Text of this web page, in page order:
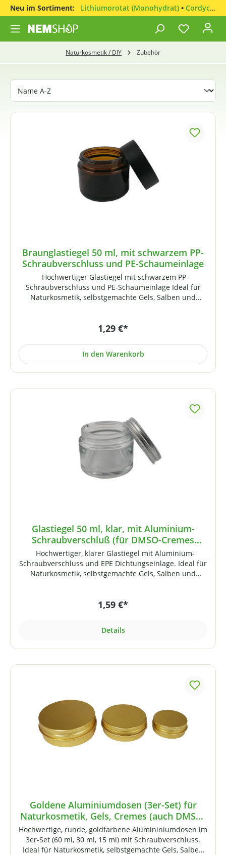
Neu im Sortiment: Lithiumorotat (Monohydrat) • Cordyceps sinensis
Naturkosmetik / DIY Zubehör
Braunglastiegel 50 ml, mit schwarzem PP-
Schraubverschluss und PE-Schaumeinlage
Hochwertiger Glastiegel mit schwarzem PP-
Schraubverschluss und PE-Schaumeinlage Ideal für
Naturkosmetik, selbstgemachte Gels, Salben und
Aluminiumdeckel passt entsprechend auch auf diesen
sogar DMSO-tauglich! Technische Daten:
Fassungsvermögen: 50 mlGewinde: 51 mm Höhe: 51
1,29 €*
In den Warenkorb
Glastiegel 50 ml, klar, mit Aluminium-
Schraubverschluß (für DMSO-Cremes
geeignet) und EPE Einlage
Hochwertiger, klarer Glastiegel mit Aluminium-
Schraubverschluss und EPE Dichtungseinlage. Ideal für
Naturkosmetik, selbstgemachte Gels, Salben und
50 ml Braunglastiegel. Der dortige Kunststoffdeckel
Fassungsvermögen: 50 mlGewinde: 51 mm Höhe: 46
1,59 €*
Details
Goldene Aluminiumdosen (3er-Set) für
Naturkosmetik, Gels, Cremes (auch DMSO-
haltige) oder Pillen
Hochwertige, runde, goldfarbene Alumininiumdosen im
3er-Set (60 ml, 30 ml, 15 ml) mit Schraubverschluss.
Ideal für Naturkosmetik, selbstgemachte Gels, Salben